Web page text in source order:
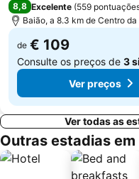
Miradouro de São Leonardo da
Praça Santiago
8,8 Excelente (559
Baião, a 8.3 km de Centro
de € 109
Consulte os preços de 3
Ver preços
Ver todas as
Outras estadias em